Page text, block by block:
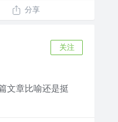
分享
关注
文章比喻还是挺